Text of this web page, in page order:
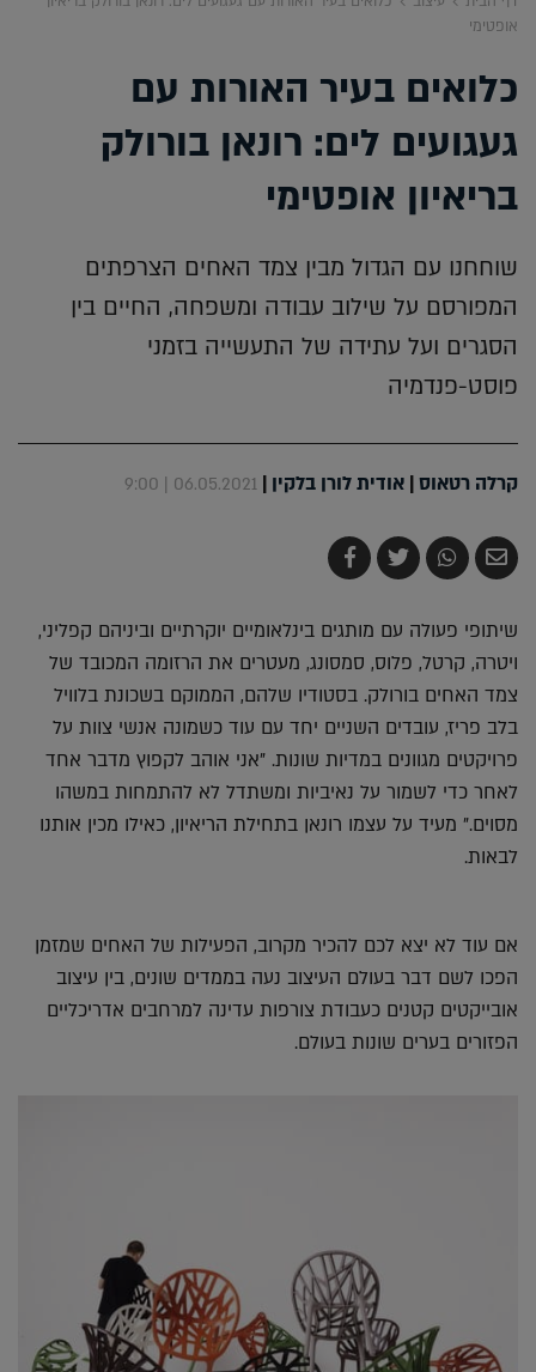
אופטימי
כלואים בעיר האורות עם
געגועים לים: רונאן בורולק
בריאיון אופטימי
שוחחנו עם הגדול מבין צמד האחים הצרפתים
המפורסם על שילוב עבודה ומשפחה, החיים בין
הסגרים ועל עתידה של התעשייה בזמני
פוסט-פנדמיה
קרלה רטאוס| אודית לורן בלקין |
06.05.2021 | 9:00
שלח
בדואר
שתף
ב-
צייץ
ב-
שתף
ב-
שיתופי פעולה עם מותגים בינלאומיים יוקרתיים וביניהם קפליני,
ויטרה, קרטל, פלוס, סמסונג, מעטרים את הרזומה המכובד של
צמד האחים בורולק. בסטודיו שלהם, הממוקם בשכונת בלוויל
בלב פריז, עובדים השניים יחד עם עוד כשמונה אנשי צוות על
פרויקטים מגוונים במדיות שונות. "אני אוהב לקפוץ מדבר אחד
לאחר כדי לשמור על נאיביות ומשתדל לא להתמחות במשהו
מסוים." מעיד על עצמו רונאן בתחילת הריאיון, כאילו מכין אותנו
לבאות.
אם עוד לא יצא לכם להכיר מקרוב, הפעילות של האחים שמזמן
הפכו לשם דבר בעולם העיצוב נעה בממדים שונים, בין עיצוב
אובייקטים קטנים כעבודת צורפות עדינה למרחבים אדריכליים
הפזורים בערים שונות בעולם.